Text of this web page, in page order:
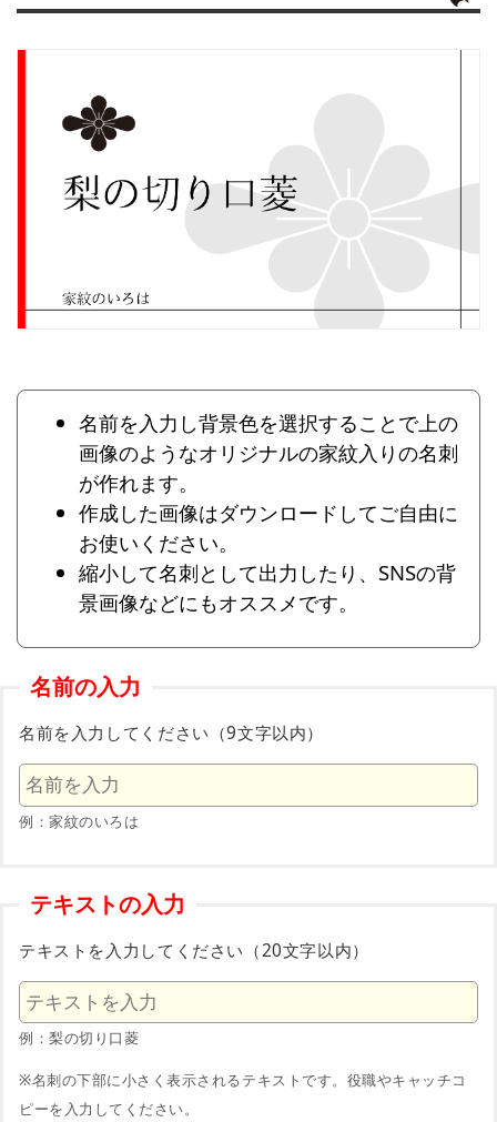
名前を入力し背景色を選択することで上の
画像のようなオリジナルの家紋入りの名刺
が作れます。
作成した画像はダウンロードしてご自由に
お使いください。
縮小して名刺として出力したり、SNSの背
景画像などにもオススメです。
名前の入力
名前を入力してください（9文字以内）
例：家紋のいろは
テキストの入力
テキストを入力してください（20文字以内）
例：梨の切り口菱
※名刺の下部に小さく表示されるテキストです。役職やキャッチコ
ピーを入力してください。